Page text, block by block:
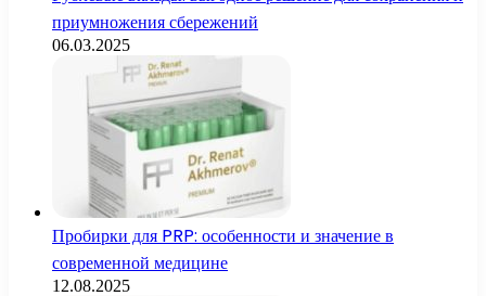
приумножения сбережений
06.03.2025
Пробирки для PRP: особенности и значение в
современной медицине
12.08.2025